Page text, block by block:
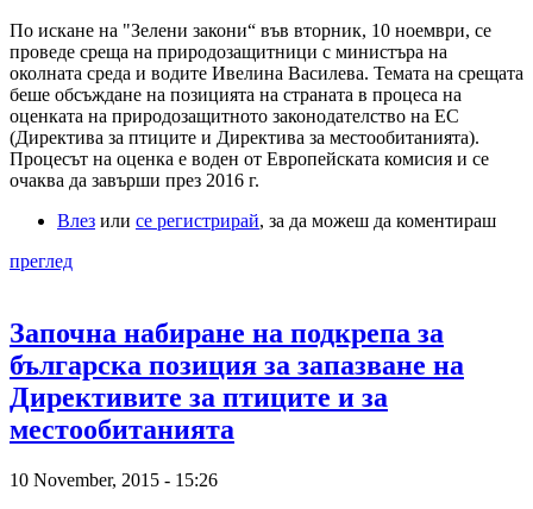
По искане на "Зелени закони“ във вторник, 10 ноември, се
проведе среща на природозащитници с министъра на
околната среда и водите Ивелина Василева. Темата на срещата
беше обсъждане на позицията на страната в процеса на
оценката на природозащитното законодателство на ЕС
(Директива за птиците и Директива за местообитанията).
Процесът на оценка е воден от Европейската комисия и се
очаква да завърши през 2016 г.
Влез или се регистрирай, за да можеш да коментираш
преглед
Започна набиране на подкрепа за
българска позиция за запазване на
Директивите за птиците и за
местообитанията
10 November, 2015 - 15:26